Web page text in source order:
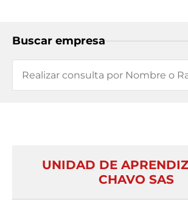
Buscar empresa
UNIDAD DE
CHAVO SAS